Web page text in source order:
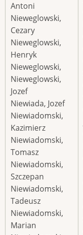
Antoni
Nieweglowski,
Cezary
Nieweglowski,
Henryk
Nieweglowski,
Nieweglowski,
Jozef
Niewiada, Jozef
Niewiadomski,
Kazimierz
Niewiadomski,
Tomasz
Niewiadomski,
Szczepan
Niewiadomski,
Tadeusz
Niewiadomski,
Marian